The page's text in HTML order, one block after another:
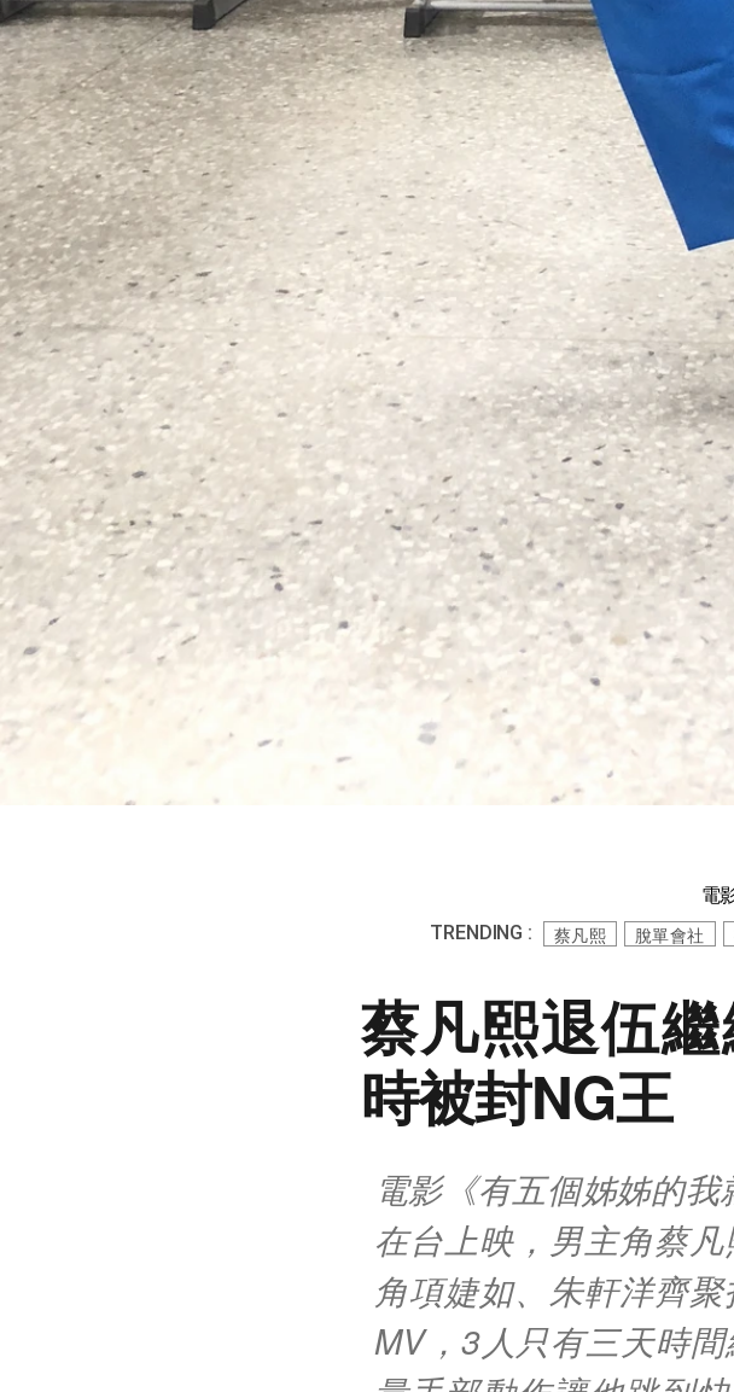
電
TRENDING : 蔡凡熙 脫單會社
蔡凡熙退伍
時被封NG王
電影《有五個姊姊的
在台上映，男主角蔡
角項婕如、朱軒洋齊
MV，3人只有三天時